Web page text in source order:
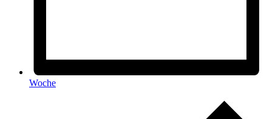
Woche